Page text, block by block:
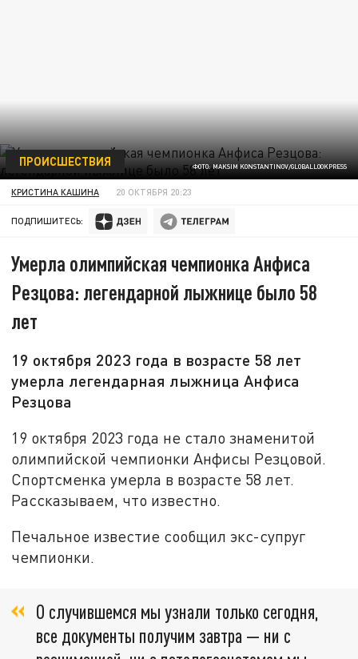
ФОТО: MAKSIM KONSTANTINOV/GLOBALLOOKPRESS
ПРОИСШЕСТВИЯ
КРИСТИНА КАШИНА 20 ОКТЯБРЯ 20:23
ПОДПИШИТЕСЬ:
Умерла олимпийская чемпионка Анфиса
Резцова: легендарной лыжнице было 58
лет
19 октября 2023 года в возрасте 58 лет
умерла легендарная лыжница Анфиса
Резцова
19 октября 2023 года не стало знаменитой
олимпийской чемпионки Анфисы Резцовой.
Спортсменка умерла в возрасте 58 лет.
Рассказываем, что известно.
Печальное известие сообщил экс-супруг
чемпионки.
О случившемся мы узнали только сегодня,
все документы получим завтра — ни с